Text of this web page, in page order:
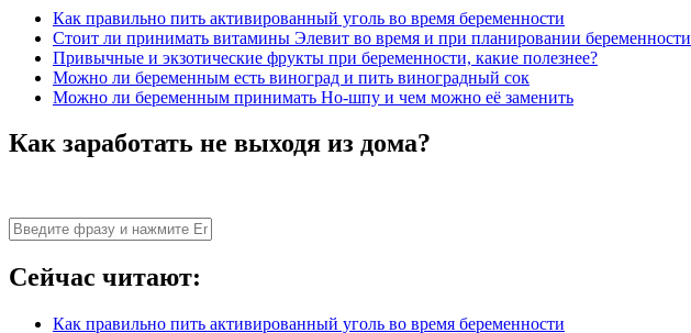
Как правильно пить активированный уголь во время беременности
Стоит ли принимать витамины Элевит во время и при планировании беременности
Привычные и экзотические фрукты при беременности, какие полезнее?
Можно ли беременным есть виноград и пить виноградный сок
Можно ли беременным принимать Но-шпу и чем можно её заменить
Как заработать не выходя из дома?
Сейчас читают:
Как правильно пить активированный уголь во время беременности